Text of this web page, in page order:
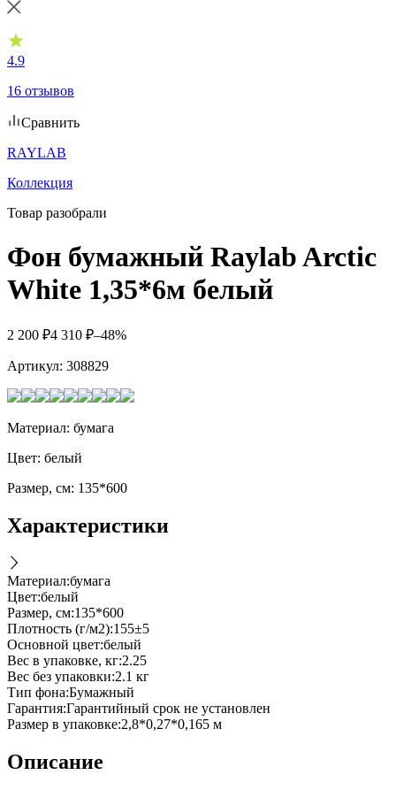
4.9
16 отзывов
Сравнить
RAYLAВ
Коллекция
Товар разобрали
Фон бумажный Raylab Arctic
White 1,35*6м белый
2 200 ₽4 310 ₽–48%
Артикул: 308829
Материал: бумага
Цвет: белый
Размер, см: 135*600
Характеристики
Материал:бумага
Цвет:белый
Размер, см:135*600
Плотность (г/м2):155±5
Основной цвет:белый
Вес в упаковке, кг:2.25
Вес без упаковки:2.1 кг
Тип фона:Бумажный
Гарантия:Гарантийный срок не установлен
Размер в упаковке:2,8*0,27*0,165 м
Описание